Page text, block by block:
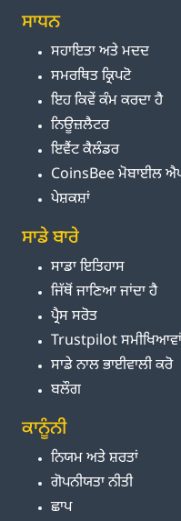
ਸਾਧਨ
ਸਹਾਇਤਾ ਅਤੇ ਮਦਦ
ਸਮਰਥਿਤ ਕ੍ਰਿਪਟੋ
ਇਹ ਕਿਵੇਂ ਕੰਮ ਕਰਦਾ ਹੈ
ਨਿਊਜ਼ਲੈਟਰ
ਇਵੈਂਟ ਕੈਲੰਡਰ
CoinsBee ਮੋਬਾਈਲ
ਪੇਸ਼ਕਸ਼ਾਂ
ਸਾਡੇ ਬਾਰੇ
ਸਾਡਾ ਇਤਿਹਾਸ
ਜਿੱਥੋਂ ਜਾਣਿਆ ਜਾਂਦਾ ਹੈ
ਪ੍ਰੈਸ ਸਰੋਤ
Trustpilot ਸਮੀਖਿਆਵਾਂ
ਸਾਡੇ ਨਾਲ ਭਾਈਵਾਲੀ ਕਰੋ
ਬਲੌਗ
ਕਾਨੂੰਨੀ
ਨਿਯਮ ਅਤੇ ਸ਼ਰਤਾਂ
ਗੋਪਨੀਯਤਾ ਨੀਤੀ
ਛਾਪ